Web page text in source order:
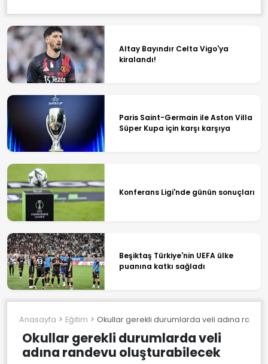
Altay Bayındır Celta Vigo'ya
kiralandı!
Paris Saint-Germain ile Aston Villa
Süper Kupa için karşı karşıya
Konferans Ligi'nde günün sonuçları
Beşiktaş Türkiye'nin UEFA ülke
puanına katkı sağladı
Anasayfa Eğitim Okullar gerekli durumlarda veli adına
Okullar gerekli durumlarda veli
adına randevu oluşturabilecek